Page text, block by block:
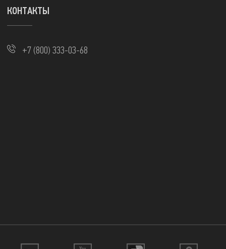
КОНТАКТЫ
+7 (800) 333-03-68